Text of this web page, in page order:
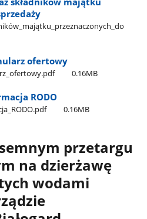
ofertowy
0.16MB
RODO
0.16MB
przetargu
na dzierżawę
wodami